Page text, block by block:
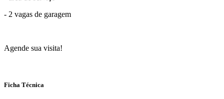
- 2 vagas de garagem
Agende sua visita!
Ficha Técnica